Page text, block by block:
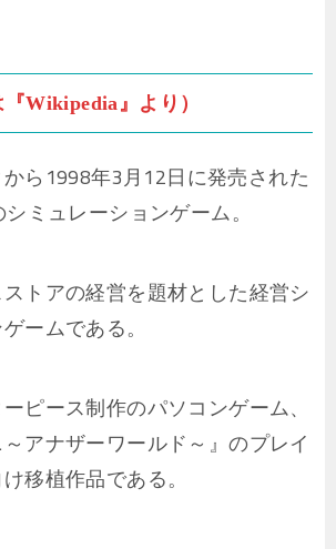
Wikipedia』より）
ら1998年3月12日に発売された
ミュレーションゲーム。
トアの経営を題材とした経営シ
ームである。
ピース制作のパソコンゲーム、
～アナザーワールド～』のプレイ
移植作品である。